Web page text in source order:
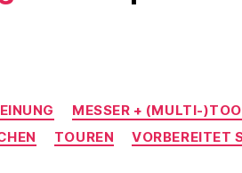
Kategorien
MESSER + (MULTI-
TOUREN VORBEREITET